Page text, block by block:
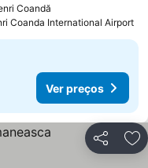
Coandă
Coanda International Airport
Ver preços
Partilhar